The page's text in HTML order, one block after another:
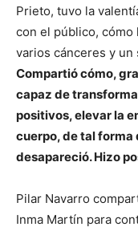
Prieto, tuvo la
con el público,
varios cánceres y un
Compartió cómo,
capaz de
positivos, elevar la
cuerpo, de tal
desapareció. Hizo
Pilar Navarro
Inma Martín para